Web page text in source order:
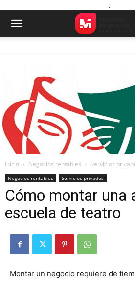
.
Inicio Negocios rentables Servicios
Negocios rentables Servicios privados
Cómo montar una
escuela de teatro
Montar un negocio requiere de